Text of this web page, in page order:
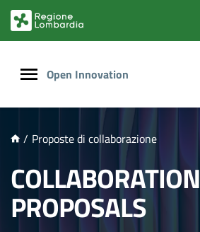
PRINCIPALE
Open Innovation
/ Proposte di collaborazione
COLLABORATION
PROPOSALS